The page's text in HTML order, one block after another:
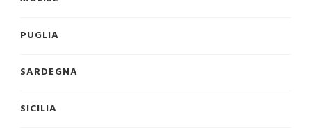
PUGLIA
SARDEGNA
SICILIA